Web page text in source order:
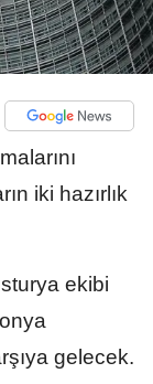
iki hazırlık
ekibi
gelecek.